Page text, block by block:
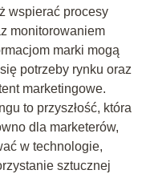
wspierać procesy
monitorowaniem
marki mogą
potrzeby rynku oraz
marketingowe.
to przyszłość, która
dla marketerów,
w technologie,
sztucznej